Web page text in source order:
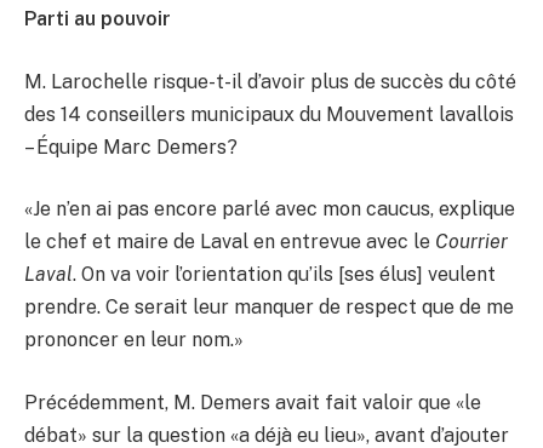
Parti au pouvoir
M. Larochelle risque-t-il d’avoir plus de succès du côté
des 14 conseillers municipaux du Mouvement lavallois
– Équipe Marc Demers?
«Je n’en ai pas encore parlé avec mon caucus, explique
le chef et maire de Laval en entrevue avec le Courrier
Laval. On va voir l’orientation qu’ils [ses élus] veulent
prendre. Ce serait leur manquer de respect que de me
prononcer en leur nom.»
Précédemment, M. Demers avait fait valoir que «le
débat» sur la question «a déjà eu lieu», avant d’ajouter